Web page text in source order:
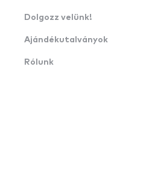
Dolgozz velünk!
Ajándékutalványok
Rólunk